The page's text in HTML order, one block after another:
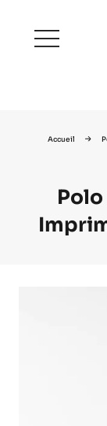
menu
Accueil